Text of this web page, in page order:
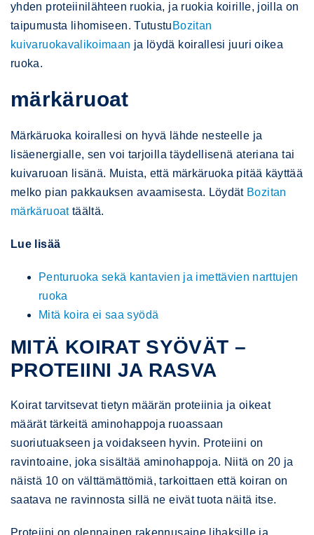
yhden proteiinilähteen ruokia, ja ruokia koirille, joilla on
taipumusta lihomiseen. Tutustu Bozitan
kuivaruokavalikoimaan ja löydä koirallesi juuri oikea
ruoka.
märkäruoat
Märkäruoka koirallesi on hyvä lähde nesteelle ja
lisäenergialle, sen voi tarjoilla täydellisenä ateriana tai
kuivaruoan lisänä. Muista, että märkäruoka pitää käyttää
melko pian pakkauksen avaamisesta. Löydät Bozitan
märkäruoattäältä.
Lue lisää
Penturuoka sekä kantavien ja imettävien narttujen
ruoka
Mitä koira ei saa syödä
MITÄ KOIRAT SYÖVÄT –
PROTEIINI JA RASVA
Koirat tarvitsevat tietyn määrän proteiinia ja oikeat
määrät tärkeitä aminohappoja ruoassaan
suoriutuakseen ja voidakseen hyvin. Proteiini on
ravintoaine, joka sisältää aminohappoja. Niitä on 20 ja
näistä 10 on välttämättömiä, tarkoittaen että koiran on
saatava ne ravinnosta sillä ne eivät tuota näitä itse.
Proteiini on olennainen rakennusaine lihaksille ja